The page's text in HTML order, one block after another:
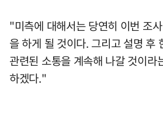
"미측에 대해서는 당연히 이번 조
을 하게 될 것이다. 그리고 설명 후
관련된 소통을 계속해 나갈 것이라
하겠다."